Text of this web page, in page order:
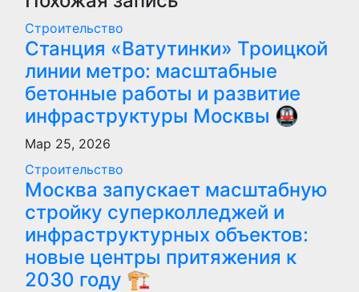
Строительство
Станция «Ватутинки» Троицкой
линии метро: масштабные
бетонные работы и развитие
инфраструктуры Москвы 🚇
Мар 25, 2026
Строительство
Москва запускает масштабную
стройку суперколледжей и
инфраструктурных объектов:
новые центры притяжения к
2030 году 🏗️